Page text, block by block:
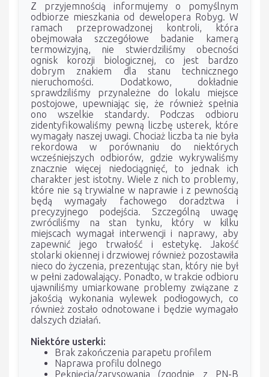
Z przyjemnością informujemy o pomyślnym
odbiorze mieszkania od dewelopera Robyg. W
ramach przeprowadzonej kontroli, która
obejmowała szczegółowe badanie kamerą
termowizyjną, nie stwierdziliśmy obecności
ognisk korozji biologicznej, co jest bardzo
dobrym znakiem dla stanu technicznego
nieruchomości. Dodatkowo, dokładnie
sprawdziliśmy przynależne do lokalu miejsce
postojowe, upewniając się, że również spełnia
ono wszelkie standardy. Podczas odbioru
zidentyfikowaliśmy pewną liczbę usterek, które
wymagały naszej uwagi. Chociaż liczba ta nie była
rekordowa w porównaniu do niektórych
wcześniejszych odbiorów, gdzie wykrywaliśmy
znacznie więcej niedociągnięć, to jednak ich
charakter jest istotny. Wiele z nich to problemy,
które nie są trywialne w naprawie i z pewnością
będą wymagały fachowego doradztwa i
precyzyjnego podejścia. Szczególną uwagę
zwróciliśmy na stan tynku, który w kilku
miejscach wymagał interwencji i naprawy, aby
zapewnić jego trwałość i estetykę. Jakość
stolarki okiennej i drzwiowej również pozostawiła
nieco do życzenia, prezentując stan, który nie był
w pełni zadowalający. Ponadto, w trakcie odbioru
ujawniliśmy umiarkowane problemy związane z
jakością wykonania wylewek podłogowych, co
również zostało odnotowane i będzie wymagało
dalszych działań.
Niektóre usterki:
Brak zakończenia parapetu profilem
Naprawa profilu dolnego
Pęknięcia/zarysowania (zgodnie z PN-B